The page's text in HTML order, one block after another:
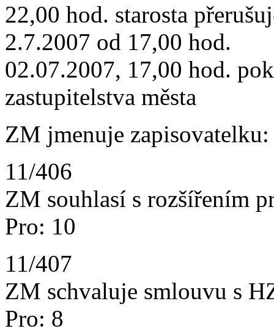
22,00 hod. starosta
2.7.2007 od 17,00 hod.
02.07.2007, 17,00 hod.
zastupitelstva města
ZM jmenuje
11/406
ZM souhlasí s rozšířením
Pro: 10
11/407
ZM schvaluje smlouvu s
Pro: 8